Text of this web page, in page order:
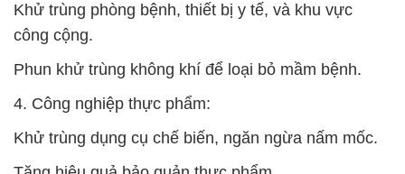
Khử trùng phòng bệnh, thiết bị y tế, và khu vực
công cộng.
Phun khử trùng không khí để loại bỏ mầm bệnh.
4. Công nghiệp thực phẩm:
Khử trùng dụng cụ chế biến, ngăn ngừa nấm mốc.